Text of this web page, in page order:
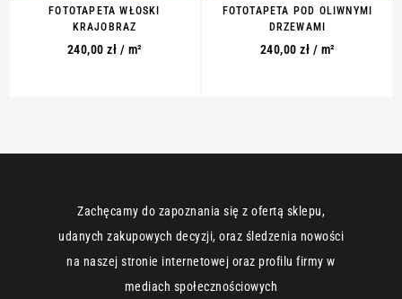
FOTOTAPETA WŁOSKI
KRAJOBRAZ
240,00 zł / m²
FOTOTAPETA POD OLIWNYMI
DRZEWAMI
240,00 zł / m²
Zachęcamy do zapoznania się z ofertą sklepu,
udanych zakupowych decyzji, oraz śledzenia nowości
na naszej stronie internetowej oraz profilu firmy w
mediach społecznościowych